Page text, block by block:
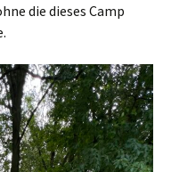
die die­ses Camp